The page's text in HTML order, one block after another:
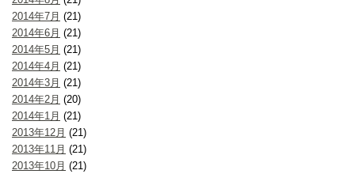
2014年7月 (21)
2014年6月 (21)
2014年5月 (21)
2014年4月 (21)
2014年3月 (21)
2014年2月 (20)
2014年1月 (21)
2013年12月 (21)
2013年11月 (21)
2013年10月 (21)